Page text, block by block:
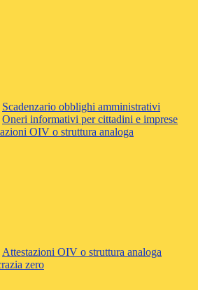
Scadenzario obblighi amministrativi
Oneri informativi per cittadini e imprese
OIV o struttura analoga
Attestazioni OIV o struttura analoga
zero